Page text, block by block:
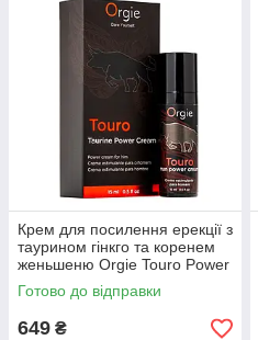
Крем для посилення ерекції з
таурином гінкго та коренем
женьшеню Orgie Touro Power
Cream 15 мл Love&Life —
online-multimarket —
Готово до відправки
649 ₴